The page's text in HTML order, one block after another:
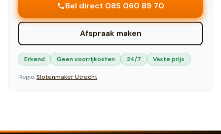
Bel direct 085 060 89 70
Afspraak maken
Erkend Geen voorrijkosten 24/7 Vaste prijs
Regio:SlotenmakerUtrecht